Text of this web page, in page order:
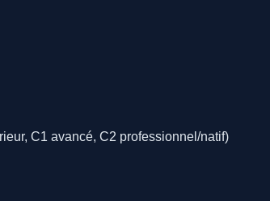
C1 avancé, C2 professionnel/natif)